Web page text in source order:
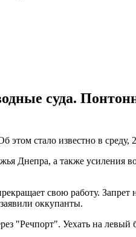
суда.
стало известно в среду,
Днепра, а также усиления
свою работу. Запрет
оккупанты.
"Речпорт". Уехать на